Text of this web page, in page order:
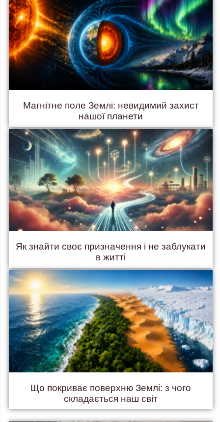
Магнітне поле Землі: невидимий захист
нашої планети
Як знайти своє призначення і не заблукати
в житті
Що покриває поверхню Землі: з чого
складається наш світ